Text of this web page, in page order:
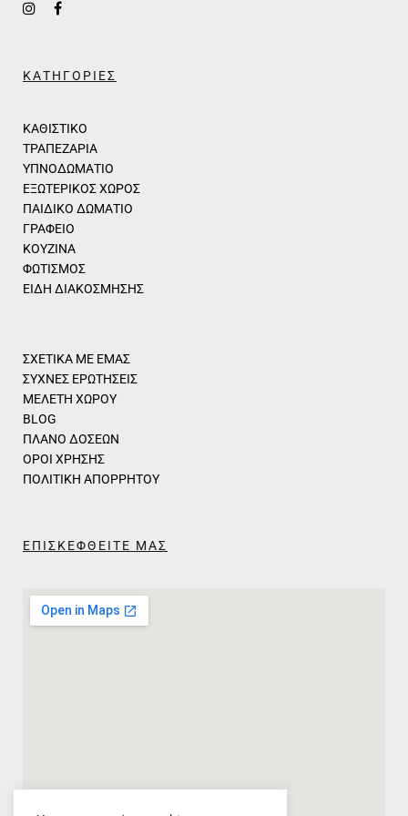
ΚΑΤΗΓΟΡΙΕΣ
ΚΑΘΙΣΤΙΚΟ
ΤΡΑΠΕΖΑΡΙΑ
ΥΠΝΟΔΩΜΑΤΙΟ
ΕΞΩΤΕΡΙΚΟΣ ΧΩΡΟΣ
ΠΑΙΔΙΚΟ ΔΩΜΑΤΙΟ
ΓΡΑΦΕΙΟ
ΚΟΥΖΙΝΑ
ΦΩΤΙΣΜΟΣ
ΕΙΔΗ ΔΙΑΚΟΣΜΗΣΗΣ
ΣΧΕΤΙΚΑ ΜΕ ΕΜΑΣ
ΣΥΧΝΕΣ ΕΡΩΤΗΣΕΙΣ
ΜΕΛΕΤΗ ΧΩΡΟΥ
BLOG
ΠΛΑΝΟ ΔΟΣΕΩΝ
ΟΡΟΙ ΧΡΗΣΗΣ
ΠΟΛΙΤΙΚΗ ΑΠΟΡΡΗΤΟΥ
ΕΠΙΣΚΕΦΘΕΙΤΕ ΜΑΣ